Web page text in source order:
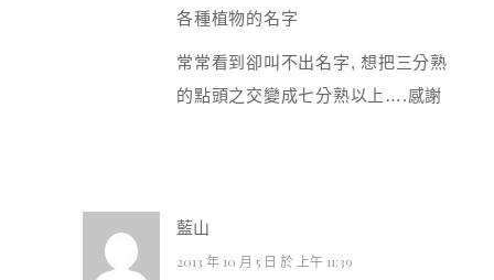
各種植物的名字
常常看到卻叫不出名字, 想把三分熟
的點頭之交變成七分熟以上….感謝
藍山
2013 年 10 月 5 日 於 上午 11:39